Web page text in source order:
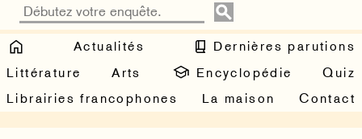
Actualités
Dernières parutions
Littérature
Arts Encyclopédie
Quiz
Librairies francophones
La maison Contact